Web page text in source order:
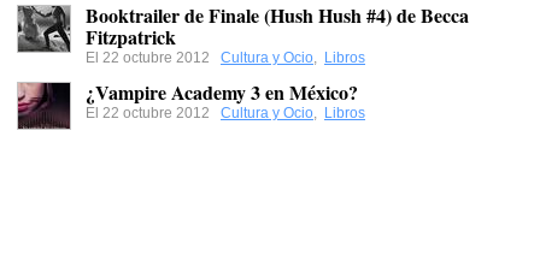
Booktrailer de Finale (Hush Hush #4) de Becca
Fitzpatrick
El 22 octubre 2012 Cultura y Ocio, Libros
¿Vampire Academy 3 en México?
El 22 octubre 2012 Cultura y Ocio, Libros